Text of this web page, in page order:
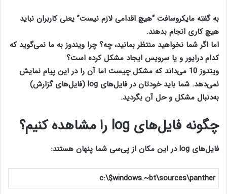
به گفته مایکروسافت “هیچ اقدامی لازم نیست” یعنی کاربران نباید
هیچ کاری انجام بدهند.
اما اگر شما نخواهید منتظر بمانید، چه؟ چرا ویندوز به ما نمی‌گوید که
کدام درایور و یا سرویس ایجاد مشکل کرده است؟
ویندوز 10 می‌داند که مشکل چیست اما آن را در این پیام نمایش
نمی‌دهد. شما باید خودتان در فایل‌های log (فایل‌های گزارش)
به‌دنبال مشکل و حل آن بگردید.
چگونه فایل‌های log را مشاهده کنیم؟
فایل‌های log در این مکان از پی‌سی شما پنهان هستند:
c:\$windows.~bt\sources\panther